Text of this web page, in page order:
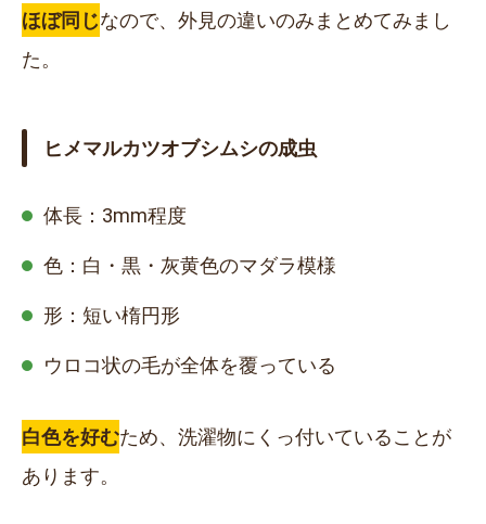
ほぼ同じなので、外見の違いのみまとめてみまし
た。
ヒメマルカツオブシムシの成虫
体長： 3mm程度
色：白・黒・灰黄色のマダラ模様
形：短い楕円形
ウロコ状の毛が全体を覆っている
白色を好むため、洗濯物にくっ付いていることが
あります。